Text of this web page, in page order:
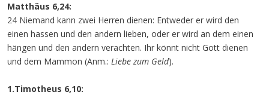
Matthäus 6,24:
24 Niemand kann zwei Herren dienen: Entweder er wird den
einen hassen und den andern lieben, oder er wird an dem einen
hängen und den andern verachten. Ihr könnt nicht Gott dienen
und dem Mammon (Anm.: Liebe zum Geld).
1.Timotheus 6,10: